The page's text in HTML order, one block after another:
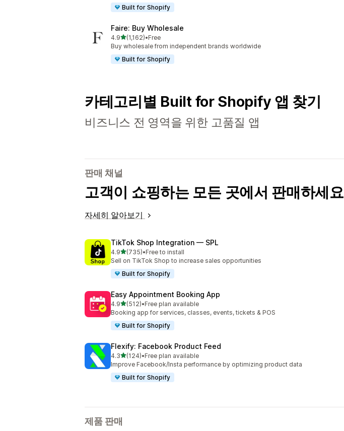
Built for Shopify
Faire: Buy Wholesale
4.9별 5개 중
(1,162)
총 리뷰 1162개
•Free
Buy wholesale from independent brands worldwide
Built for Shopify
카테고리별 Built for Shopify 앱 찾기
비즈니스 전 영역을 위한 고품질 앱
판매 채널
고객이 쇼핑하는 모든 곳에서 판매하세요
자세히 알아보기
TikTok Shop Integration — SPL
4.9별 5개 중
(735)
총 리뷰 735개
•Free to install
Sell on TikTok Shop to increase sales opportunities
Built for Shopify
Easy Appointment Booking App
4.9별 5개 중
(512)
총 리뷰 512개
•Free plan available
Booking app for services, classes, events, tickets & POS
Built for Shopify
Flexify: Facebook Product Feed
4.3별 5개 중
(124)
총 리뷰 124개
•Free plan available
Improve Facebook/Insta performance by optimizing product data
Built for Shopify
제품 판매